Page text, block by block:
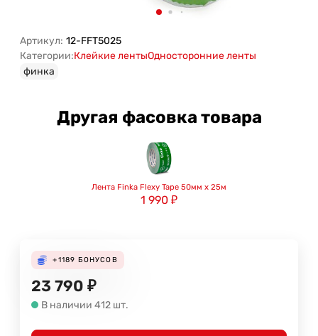
Артикул: 12-FFT5025
Категории:Клейкие лентыОдносторонние ленты
финка
Другая фасовка товара
Лента Finka Flexy Tape 50мм х 25м
1 990 ₽
+1189 БОНУСОВ
23 790 ₽
В наличии 412 шт.